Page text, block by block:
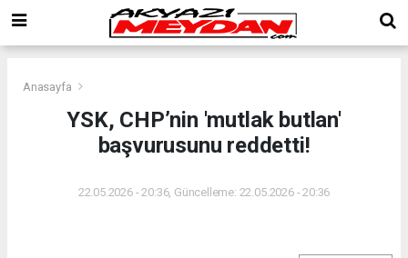
Anasayfa
YSK, CHP’nin 'mutlak butlan'
başvurusunu reddetti!
22.05.2026 - 20:36, Güncelleme: 22.05.2026 - 20:36